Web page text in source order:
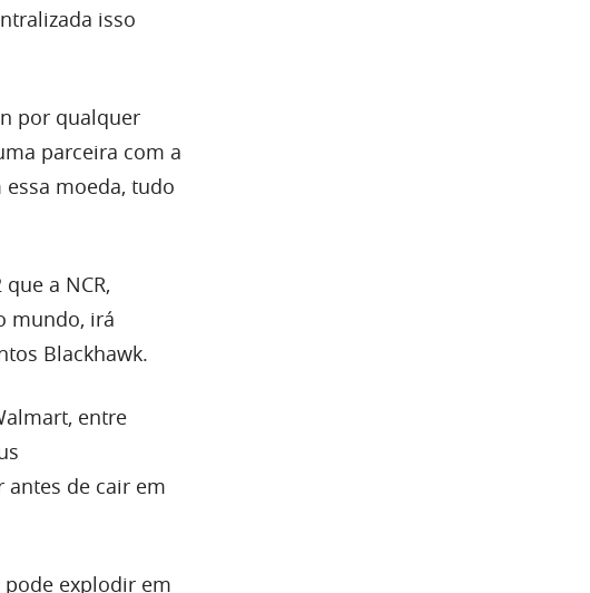
isso
por qualquer
parceira com a
moeda, tudo
a NCR,
mundo, irá
Blackhawk.
entre
antes de cair em
explodir em